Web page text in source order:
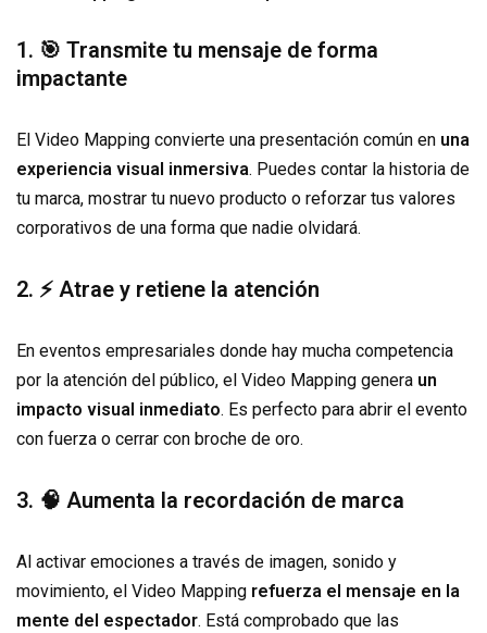
1. 🎯 Transmite tu mensaje de forma
impactante
El Video Mapping convierte una presentación común en una
experiencia visual inmersiva. Puedes contar la historia de
tu marca, mostrar tu nuevo producto o reforzar tus valores
corporativos de una forma que nadie olvidará.
2. ⚡ Atrae y retiene la atención
En eventos empresariales donde hay mucha competencia
por la atención del público, el Video Mapping genera un
impacto visual inmediato. Es perfecto para abrir el evento
con fuerza o cerrar con broche de oro.
3. 🧠 Aumenta la recordación de marca
Al activar emociones a través de imagen, sonido y
movimiento, el Video Mapping refuerza el mensaje en la
mente del espectador. Está comprobado que las